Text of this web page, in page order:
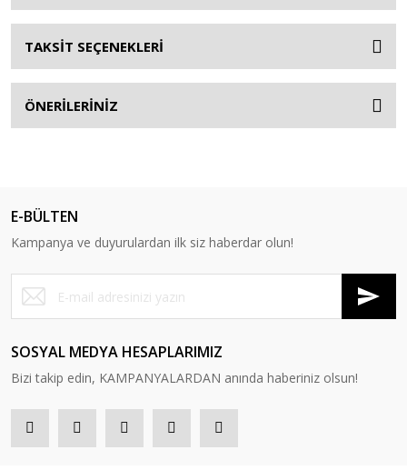
TAKSİT SEÇENEKLERİ
ÖNERİLERİNİZ
E-BÜLTEN
Kampanya ve duyurulardan ilk siz haberdar olun!
SOSYAL MEDYA HESAPLARIMIZ
Bizi takip edin, KAMPANYALARDAN anında haberiniz olsun!